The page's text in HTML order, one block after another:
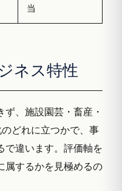
当
ネス特性
ず、施設園芸・畜産・
どれに立つかで、事
で違います。評価軸を
属するかを見極めるの